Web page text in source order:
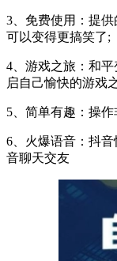
3、免费使用：提
可以变得更搞笑了;
4、游戏之旅：和
启自己愉快的游戏
5、简单有趣：操
6、火爆语音：抖
音聊天交友